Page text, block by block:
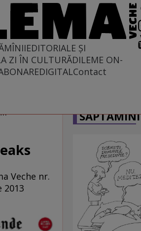
EDITORIALE ȘI
ZI ÎN CULTURĂDILEME ON-
DIGITALContact
Veche nr.
2013